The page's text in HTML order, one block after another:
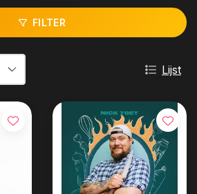
FILTER
Lijst